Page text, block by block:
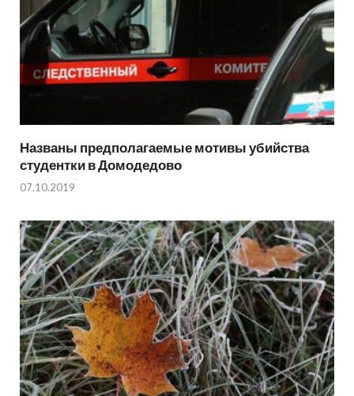
Названы предполагаемые мотивы убийства
студентки в Домодедово
07.10.2019